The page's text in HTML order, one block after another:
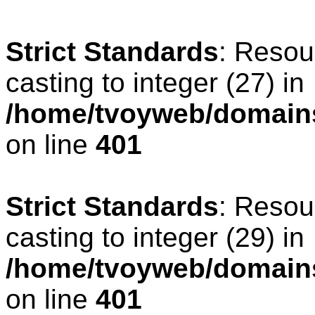
Strict Standards:
casting to integer (27) in
/home/tvoyweb/
on line 401
Strict Standards:
casting to integer (29) in
/home/tvoyweb/
on line 401